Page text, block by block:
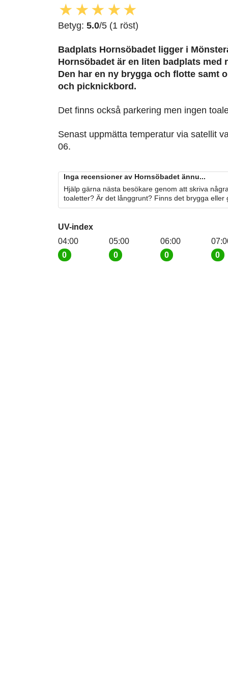
★ ★★ ★★
Betyg: 5.0/5 (1 röst)
Badplats Hornsöbadet ligger i
Hornsöbadet är en liten badplats med
Den har en ny brygga och flotte samt
och picknickbord.
Det finns också parkering men ingen
Senast uppmätta temperatur via satellit
06.
Inga recensioner av Hornsöbadet ännu...
Hjälp gärna nästa besökare genom att skriva
toaletter? Är det långgrunt? Finns det brygga eller
UV-index
04:00
0
05:00
0
06:00
0
0